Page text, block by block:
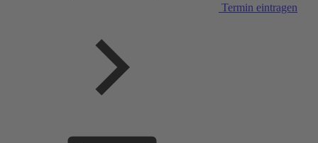
Termin eintragen